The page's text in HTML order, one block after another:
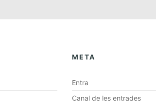
META
Entra
Canal de les entrades